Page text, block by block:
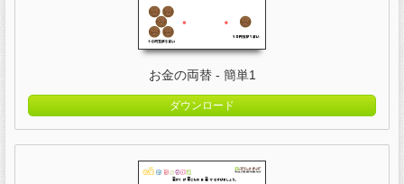
お金の両替 - 簡単1
ダウンロード